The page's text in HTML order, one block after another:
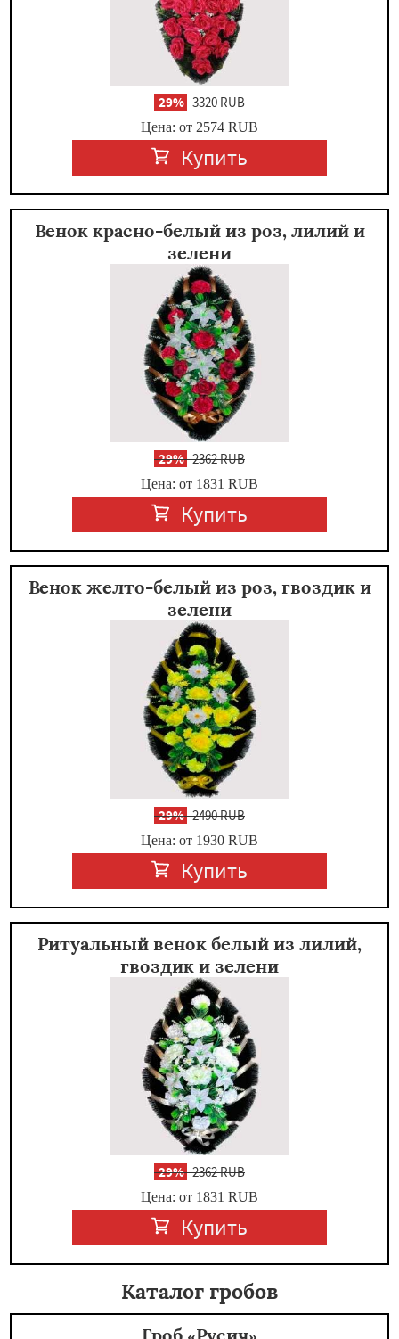
-29%3320 RUB
Цена: от 2574 RUB
Купить
Венок красно-белый из роз, лилий и
зелени
-29%2362 RUB
Цена: от 1831 RUB
Купить
Венок желто-белый из роз, гвоздик и
зелени
-29%2490 RUB
Цена: от 1930 RUB
Купить
Ритуальный венок белый из лилий,
гвоздик и зелени
-29%2362 RUB
Цена: от 1831 RUB
Купить
Каталог гробов